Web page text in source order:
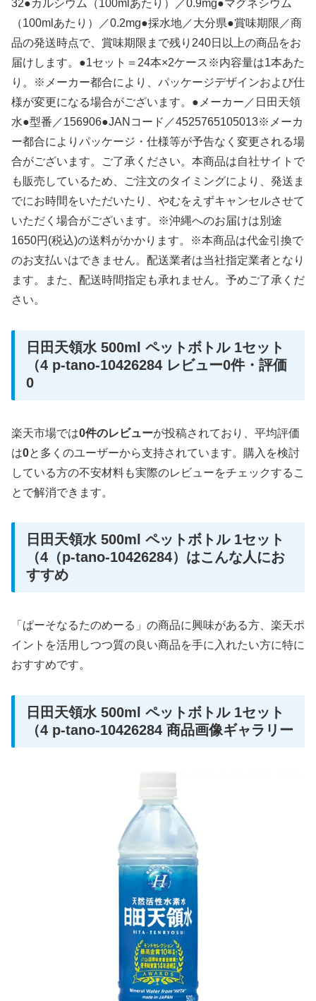
32●カルシウム（100mlあたり）／0.9mg●マグネシウム
（100mlあたり）／0.2mg●採水地／大分県●賞味期限／商
品の発送時点で、賞味期限まで残り240日以上の商品をお
届けします。●1セット＝24本×2ケース※内容量は1本あた
り。※メーカー都合により、パッケージデザインおよび仕
様が変更になる場合がございます。●メーカー／日田天領
水●型番／156906●JANコード／4525765105013※メーカ
ー都合によりパッケージ・仕様等が予告なく変更される場
合がございます。ご了承ください。本商品は自社サイトで
も販売しているため、ご注文のタイミングにより、発送ま
でにお時間をいただいたり、やむをえずキャンセルさせて
いただく場合がございます。※沖縄へのお届けは別途
1650円(税込)の送料がかかります。※本商品は代金引換で
のお支払いはできません。配送業者は当社指定業者となり
ます。また、配送時間指定も承れません。予めご了承くだ
さい。
日田天領水 500ml ペットボトル 1セット
（4 p-tano-10426284 レビュー0件・評価
0
楽天市場では0件のレビューが投稿されており、平均評価
は0と多くのユーザーから支持されています。購入を検討
している方の不安材料も実際のレビューをチェックするこ
とで解消できます。
日田天領水 500ml ペットボトル 1セット
（4（p-tano-10426284）はこんな人にお
すすめ
「ぱーそなるたのめーる」の商品に興味がある方、楽天ポ
イントを活用しつつ質の良い商品を手に入れたい方に特に
おすすめです。
日田天領水 500ml ペットボトル 1セット
（4 p-tano-10426284 商品画像ギャラリー